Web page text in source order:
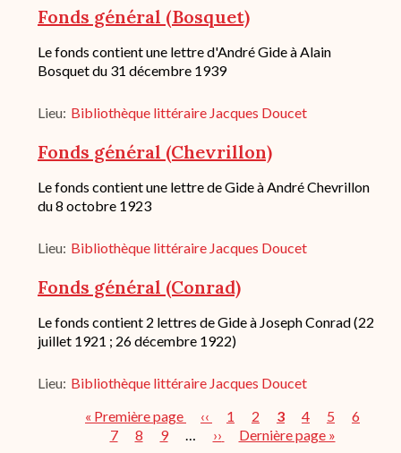
conservation
Fonds général (Bosquet)
Description
succincte
/
de
conservation
Le fonds contient une lettre d'André Gide à Alain
Bosquet du 31 décembre 1939
Lieu Bibliothèque littéraire Jacques Doucet
Fonds général (Chevrillon)
Description
succincte
/
de
conservation
Le fonds contient une lettre de Gide à André Chevrillon
du 8 octobre 1923
Lieu Bibliothèque littéraire Jacques Doucet
Fonds général (Conrad)
Description
succincte
du
/
Le fonds contient 2 lettres de Gide à Joseph Conrad (22
juillet 1921 ; 26 décembre 1922)
Lieu Bibliothèque littéraire Jacques Doucet
Pagination
Première
page
« Première page
Page
précédente
‹‹ Page
1 Page
2
Page
courante
3 Page
4 Page
5 Page
6
7
Page
8 Page
9 …
Page
››
Dernière
Dernière page »